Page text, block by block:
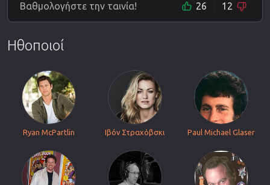
Βαθμολογήστε την ταινία! 26 12
Ηθοποιοί
Ryan McPartlin Ιβόν Στραχόβσκι Paul Michael Glaser